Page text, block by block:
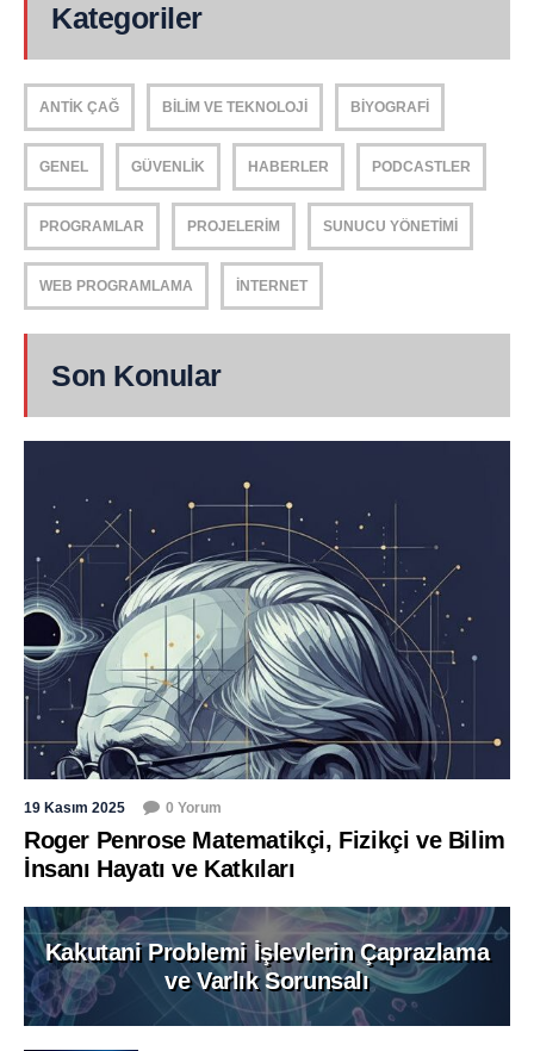
Kategoriler
ANTIK ÇAĞ BILIM VE TEKNOLOJI BIYOGRAFI
GENEL GÜVENLIK HABERLER PODCASTLER
PROGRAMLAR PROJELERIM SUNUCU YÖNETIMI
WEB PROGRAMLAMA İNTERNET
Son Konular
19 Kasım 2025 0 Yorum
Roger Penrose Matematikçi, Fizikçi ve Bilim
İnsanı Hayatı ve Katkıları
Kakutani Problemi İşlevlerin Çaprazlama
ve Varlık Sorunsalı